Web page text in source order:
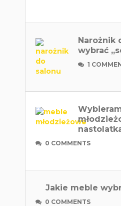
Narożnik
wybrać
1
0 COMMENTS
Jakie meble
0 COMMENTS